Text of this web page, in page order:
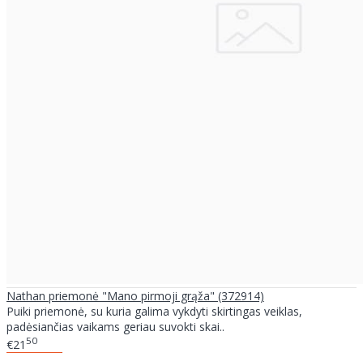
Nathan priemonė "Mano pirmoji grąža" (372914)
Puiki priemonė, su kuria galima vykdyti skirtingas veiklas,
padėsiančias vaikams geriau suvokti skai..
€21 50